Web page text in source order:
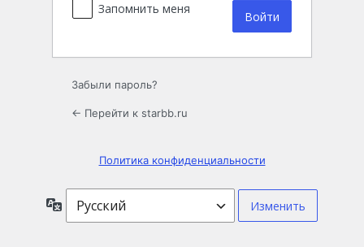
Запомнить меня
Забыли пароль?
← Перейти к starbb.ru
Политика конфиденциальности
Язык